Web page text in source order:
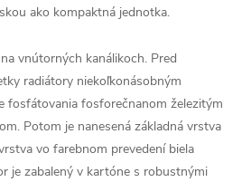
ako kompaktná jednotka.
vnútorných kanálikoch. Pred
radiátory niekoľkonásobným
fosfátovania fosforečnanom železitým
Potom je nanesená základná vrstva
vo farebnom prevedení biela
je zabalený v kartóne s robustnými